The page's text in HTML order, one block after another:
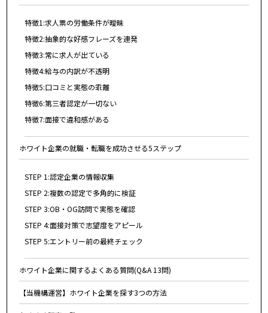
特徴1:求人票の労働条件が曖昧
特徴2:抽象的な好感フレーズを連発
特徴3:常に求人が出ている
特徴4:給与の内訳が不透明
特徴5:口コミと実態の乖離
特徴6:第三者認定が一切ない
特徴7:面接で違和感がある
ホワイト企業の就職・転職を成功させる5ステップ
STEP 1:認定企業の情報収集
STEP 2:複数の認定で多角的に検証
STEP 3:OB・OG訪問で実態を確認
STEP 4:面接対策で志望度をアピール
STEP 5:エントリー前の最終チェック
ホワイト企業に関するよくある質問(Q&A 13問)
【当機構運営】ホワイト企業を探す3つの方法